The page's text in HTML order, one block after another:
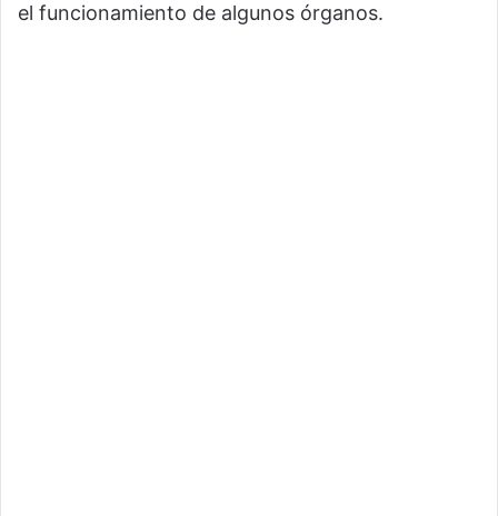
el funcionamiento de algunos órganos.